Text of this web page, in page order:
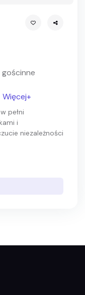
gościnne
Więcej+
pełni
i
niezależności